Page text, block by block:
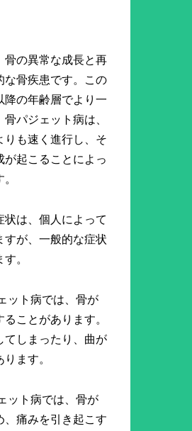
骨の異常な成長と再
な骨疾患です。この
降の年齢層でより一
パジェット病は、
りも速く進行し、そ
が起こることによっ
状は、個人によって
すが、一般的な症状
。
ット病では、骨が
ことがあります。
てしまったり、曲が
ます。
ット病では、骨が
、痛みを引き起こす